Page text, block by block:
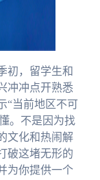
初，留学生和
冲冲点开熟悉
“当前地区不可
。不是因为找
文化和热闹解
破这堵无形的
为你提供一个